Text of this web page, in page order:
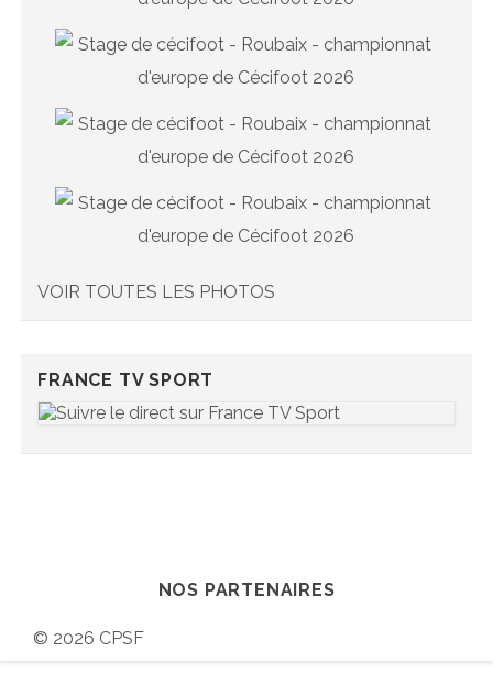
VOIR TOUTES LES PHOTOS
FRANCE TV SPORT
NOS PARTENAIRES
© 2026 CPSF